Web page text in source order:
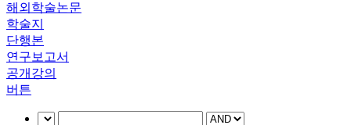
해외학술논문
학술지
단행본
연구보고서
공개강의
버튼